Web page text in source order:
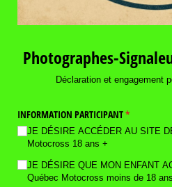
Photographes-
Déclaration et engagement
INFORMATION PARTICIPANT*
(requis)
JE DÉSIRE ACCÉDER AU SITE
Motocross 18 ans +
JE DÉSIRE QUE MON ENFANT
Québec Motocross moins de 18 ans